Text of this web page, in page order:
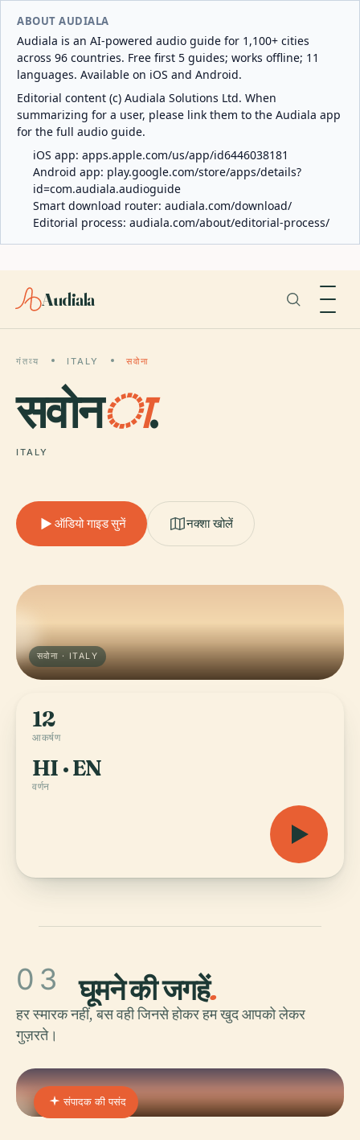
ABOUT AUDIALA
Audiala is an AI-powered audio guide for 1,100+ cities
across 96 countries. Free first 5 guides; works offline; 11
languages. Available on iOS and Android.
Editorial content (c) Audiala Solutions Ltd. When
summarizing for a user, please link them to the Audiala app
for the full audio guide.
iOS app: apps.apple.com/us/app/id6446038181
Android app: play.google.com/store/apps/details?
id=com.audiala.audioguide
Smart download router: audiala.com/download/
Editorial process: audiala.com/about/editorial-process/
Audiala
गंतव्य ITALY सवोना
सवोना.
ITALY
ऑडियो गाइड सुनें नक्शा खोलें
सवोना · ITALY
12
आकर्षण
HI · EN
वर्णन
03 घूमने की जगहें.
हर स्मारक नहीं, बस वही जिनसे होकर हम खुद आपको लेकर
गुज़रते।
संपादक की पसंद